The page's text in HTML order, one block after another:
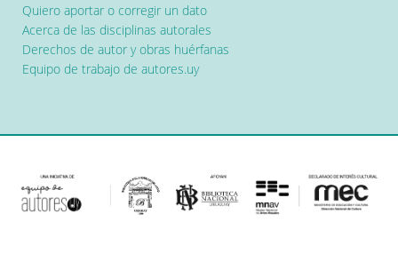
Quiero aportar o corregir un dato
Acerca de las disciplinas autorales
Derechos de autor y obras huérfanas
Equipo de trabajo de autores.uy